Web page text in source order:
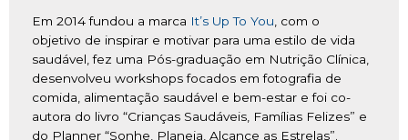
Em 2014 fundou a marca It’s Up To You com o
objetivo de inspirar e motivar para uma estilo de vida
saudável, fez uma Pós-graduação em Nutrição Clínica
desenvolveu workshops focados em fotografia de
comida, alimentação saudável e bem-estar e foi co-
autora do livro “Crianças Saudáveis, Famílias Felizes” e
do Planner “Sonhe, Planeia, Alcance as Estrelas”